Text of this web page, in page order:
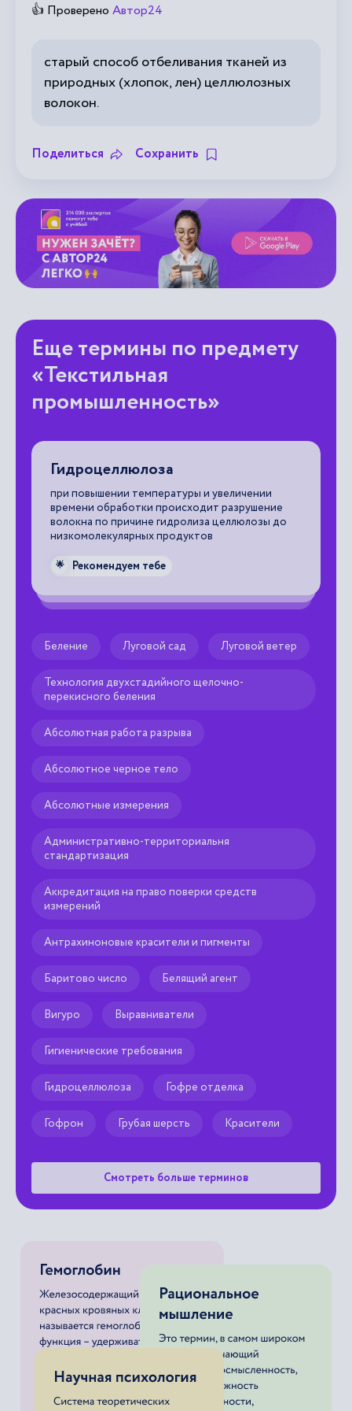
👍 Проверено Автор24
старый способ отбеливания тканей из
природных (хлопок, лен) целлюлозных
волокон.
Поделиться Сохранить
Еще термины по предмету
«Текстильная
промышленность»
Гидроцеллюлоза
при повышении температуры и увеличении
времени обработки происходит разрушение
волокна по причине гидролиза целлюлозы до
низкомолекулярных продуктов
🌟 Рекомендуем тебе
Беление Луговой сад Луговой ветер
Технология двухстадийного щелочно-
перекисного беления
Абсолютная работа разрыва
Абсолютное черное тело
Абсолютные измерения
Административно-территориальня
стандартизация
Аккредитация на право поверки средств
измерений
Антрахиноновые красители и пигменты
Баритово число Белящий агент
Вигуро Выравниватели
Гигиенические требования
Гидроцеллюлоза Гофре отделка
Гофрон Грубая шерсть Красители
Смотреть больше терминов